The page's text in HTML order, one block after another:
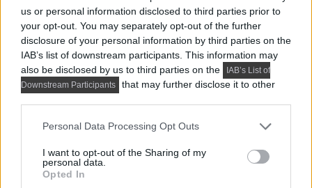
us or personal information disclosed to third parties prior to
your opt-out. You may separately opt-out of the further
disclosure of your personal information by third parties on the
IAB’s list of downstream participants. This information may
also be disclosed by us to third parties on the
IAB’s List of
Downstream Participants
that may further disclose it to other
Please note that this website/app uses one or more Google
not limited to your visit or usage behaviour. You may click to
grant or deny consent to Google and its third-party tags to
use your data for below specified purposes in below Google
Personal Data Processing Opt Outs
I want to opt-out of the Sharing of my
personal data.
Opted In